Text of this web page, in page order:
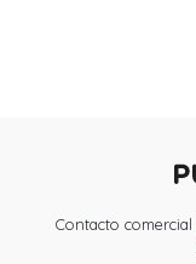
Contacto comercial